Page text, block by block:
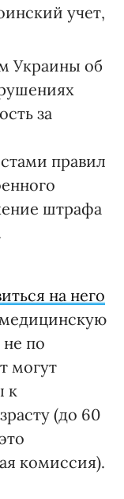
учет,
Украины об
за
правил
штрафа
на него
не по
могут
к
(до 60
комиссия).